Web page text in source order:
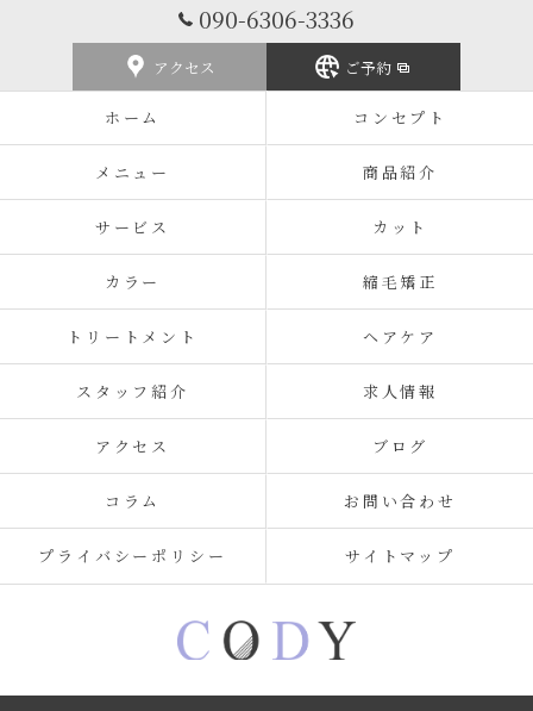
090-6306-3336
アクセス ご予約
ホーム コンセプト
メニュー 商品紹介
サービス カット
カラー 縮毛矯正
トリートメント ヘアケア
スタッフ紹介 求人情報
アクセス ブログ
コラム お問い合わせ
プライバシーポリシー サイトマップ